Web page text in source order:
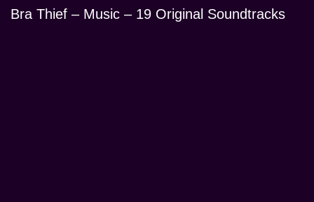
Bra Thief – Music – 19 Original Soundtracks